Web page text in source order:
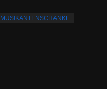
MUSIKANTENSCHÄNKE